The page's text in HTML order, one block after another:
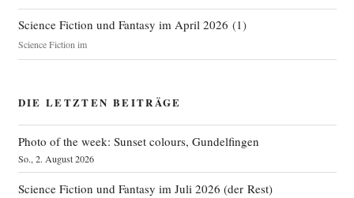
Science Fiction und Fantasy im April 2026 (1)
Science Fiction im
DIE LETZTEN BEITRÄGE
Photo of the week: Sunset colours, Gundelfingen
So., 2. August 2026
Science Fiction und Fantasy im Juli 2026 (der Rest)